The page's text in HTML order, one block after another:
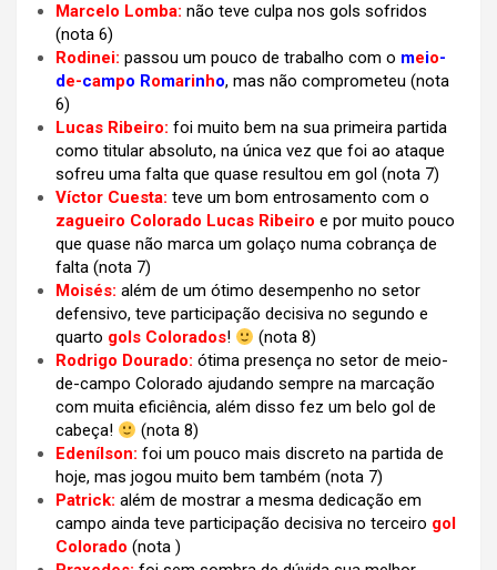
Marcelo Lomba: não teve culpa nos gols sofridos
(nota 6)
Rodinei: passou um pouco de trabalho com o meio-
de-campo Romarinho, mas não comprometeu (nota
6)
Lucas Ribeiro: foi muito bem na sua primeira partida
como titular absoluto, na única vez que foi ao ataque
sofreu uma falta que quase resultou em gol (nota 7)
Víctor Cuesta: teve um bom entrosamento com o
zagueiro Colorado Lucas Ribeiro e por muito pouco
que quase não marca um golaço numa cobrança de
falta (nota 7)
Moisés: além de um ótimo desempenho no setor
defensivo, teve participação decisiva no segundo e
quarto gols Colorados!
(nota 8)
Rodrigo Dourado: ótima presença no setor de meio-
de-campo Colorado ajudando sempre na marcação
com muita eficiência, além disso fez um belo gol de
cabeça!
(nota 8)
Edenílson: foi um pouco mais discreto na partida de
hoje, mas jogou muito bem também (nota 7)
Patrick: além de mostrar a mesma dedicação em
campo ainda teve participação decisiva no terceiro gol
Colorado (nota )